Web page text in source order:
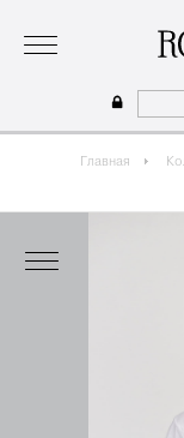
Главная